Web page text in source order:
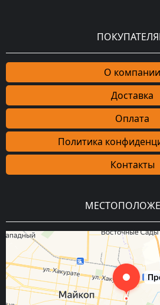
О компании
Доставка
Оплата
Политика
Контакты